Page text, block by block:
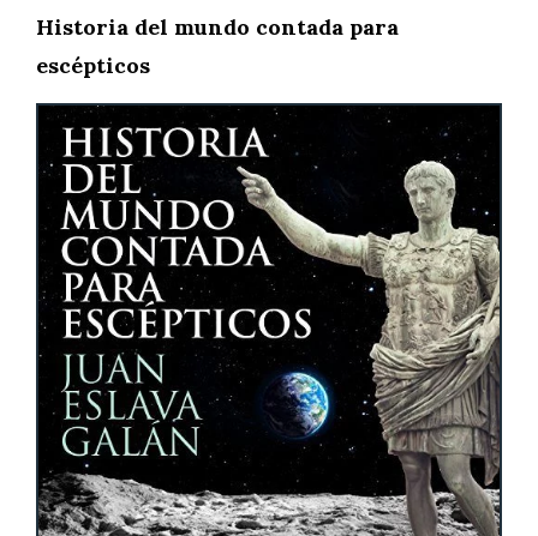
Historia del mundo contada para
escépticos